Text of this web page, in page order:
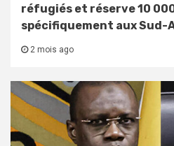
réfugiés et réserve 10
spécifiquement aux Sud-
2 mois ago